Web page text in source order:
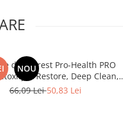
NOU
dinti Crest Pro-Health PRO
& Restore, Deep Clean,
menta, vindeca gingia, 130g
66,09 Lei50,83 Lei